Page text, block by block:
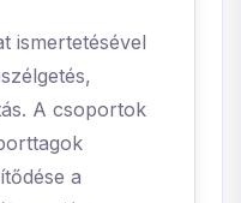
ismertetésével
A csoportok
a